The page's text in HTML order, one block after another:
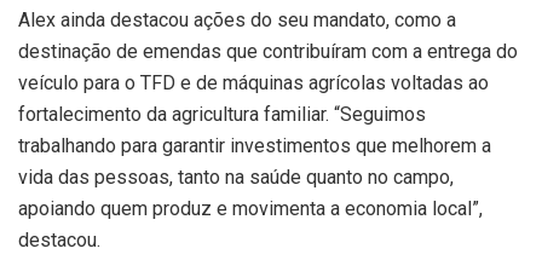
Alex ainda destacou ações do seu mandato, como a
destinação de emendas que contribuíram com a entrega do
veículo para o TFD e de máquinas agrícolas voltadas ao
fortalecimento da agricultura familiar. “Seguimos
trabalhando para garantir investimentos que melhorem a
vida das pessoas, tanto na saúde quanto no campo,
apoiando quem produz e movimenta a economia local”,
destacou.